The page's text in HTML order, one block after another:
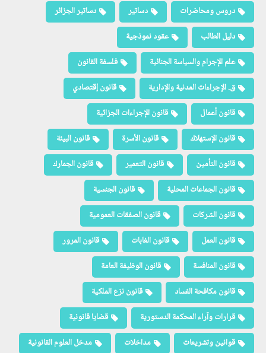
دروس ومحاضرات دساتير
دساتير الجزائر
دليل الطالب
عقود نموذجية
علم الإجرام والسياسة الجنائية
فلسفة القانون
ق. الإجراءات المدنية والإدارية
قانون إقتصادي
قانون أعمال
قانون الإجراءات الجزائية
قانون الإستهلاك
قانون الأسرة
قانون البيئة
قانون التأمين
قانون التعمير
قانون الجمارك
قانون الجماعات المحلية
قانون الجنسية
قانون الشركات
قانون الصفقات العمومية
قانون العمل
قانون الغابات
قانون المرور
قانون المنافسة
قانون الوظيفة العامة
قانون مكافحة الفساد
قانون نزع الملكية
قرارات وآراء المحكمة الدستورية
قضايا قانونية
قوانين وتشريعات
مداخلات
مدخل العلوم القانونية